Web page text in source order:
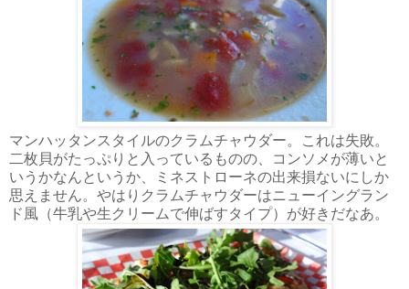
マンハッタンスタイルのクラムチャウダー。これは失敗。
二枚貝がたっぷりと入っているものの、コンソメが薄いと
いうかなんというか、ミネストローネの出来損ないにしか
思えません。やはりクラムチャウダーはニューイングラン
ド風（牛乳や生クリームで伸ばすタイプ）が好きだなあ。